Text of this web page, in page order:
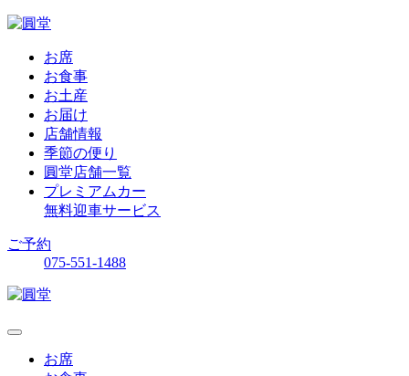
お席
お食事
お土産
お届け
店舗情報
季節の便り
圓堂店舗一覧
プレミアムカー
無料迎車サービス
ご予約
075-551-1488
お席